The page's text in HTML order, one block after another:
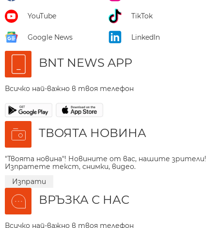
YouTube TikTok
Google News LinkedIn
BNT NEWS APP
Всичко най-важно в твоя телефон
ТВОЯТА НОВИНА
"Твоята новина"! Новините от вас, нашите зрители!
Изпратете текст, снимки, видео.
Изпрати
ВРЪЗКА С НАС
Всичко най-важно в твоя телефон